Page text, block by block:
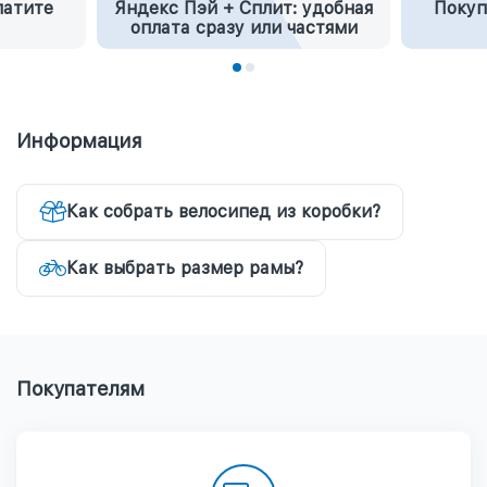
Яндекс Пэй + Сплит: удобная
оплата сразу или частями
Информация
Как собрать велосипед из коробки?
Как выбрать размер рамы?
Покупателям